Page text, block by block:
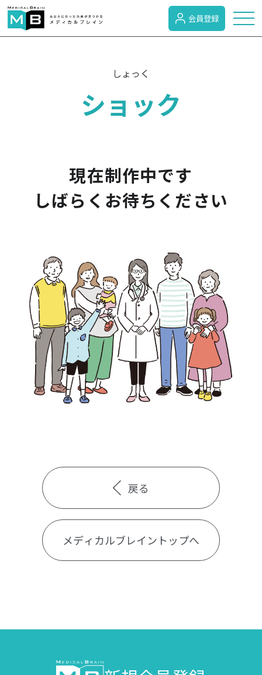
病気のカテゴリー
検診・検査
出産・子ども
病院の機能と役割
会員登録
しょっく
ショック
現在制作中です
しばらくお待ちください
戻る
メディカルブレイントップへ